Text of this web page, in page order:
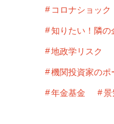
コロナショック
知りたい！隣の
地政学リスク
機関投資家のポ
年金基金 景